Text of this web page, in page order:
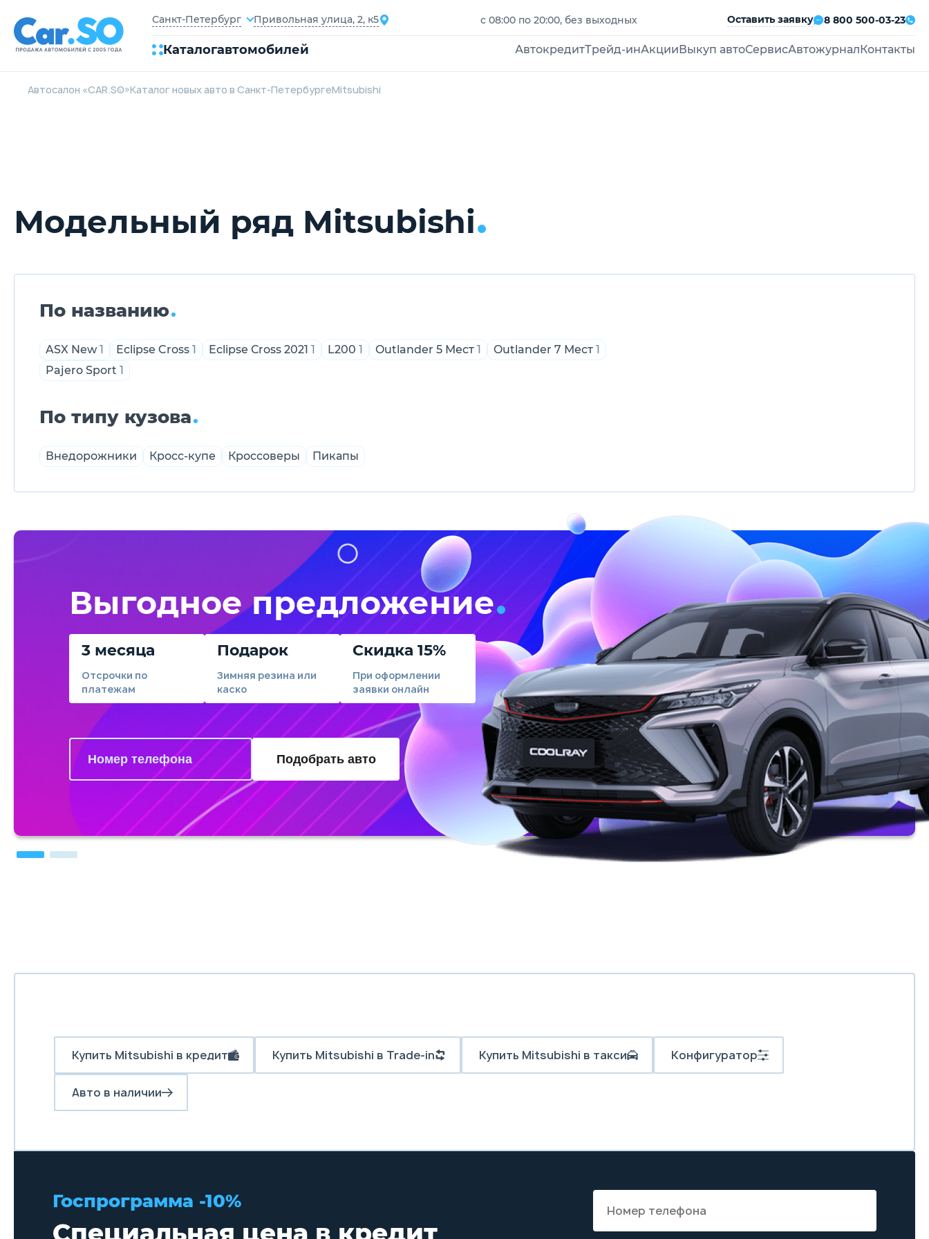
Санкт-Петербург Привольная улица, 2, к5 с 08:00 по 20:00, без выходных Оставить заявку 8 800 500-03-23
Каталогавтомобилей АвтокредитТрейд-инАкции Выкуп автоСервисАвтожурнал Контакты
Автосалон «CAR.SO»Каталог новых авто в Санкт-ПетербургеMitsubishi
Модельный ряд Mitsubishi
По названию
ASX New 1 Eclipse Cross 1 Eclipse Сross 2021 1 L200 1 Outlander 5 Мест 1 Outlander 7 Мест 1
Pajero Sport 1
По типу кузова
Внедорожники Кросс-купе Кроссоверы Пикапы
Выгодное предложение
3 месяца
Отсрочки по
платежам
Подарок
Зимняя резина или
каско
Скидка 15%
При оформлении
заявки онлайн
Подобрать авто
Купить Mitsubishi в кредит Купить Mitsubishi в Trade-in Купить Mitsubishi в такси Конфигуратор
Авто в наличии
Госпрограмма -10%